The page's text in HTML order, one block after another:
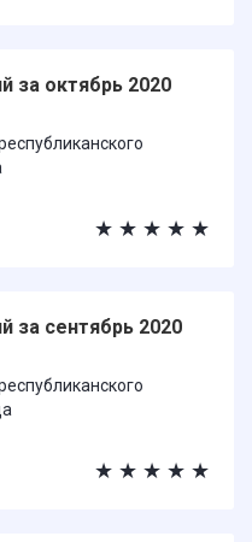
за октябрь 2020
★ ★ ★ ★ ★
за сентябрь 2020
★ ★ ★ ★ ★